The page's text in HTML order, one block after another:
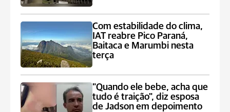
Com estabilidade do clima,
IAT reabre Pico Paraná,
Baitaca e Marumbi nesta
terça
"Quando ele bebe, acha que
tudo é traição", diz esposa
de Jadson em depoimento